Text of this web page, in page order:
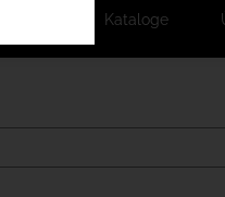
Kataloge